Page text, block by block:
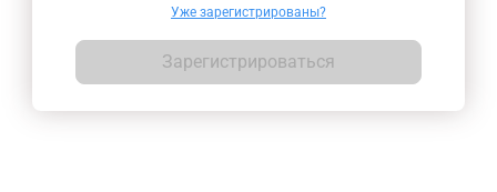
Уже зарегистрированы?
Зарегистрироваться